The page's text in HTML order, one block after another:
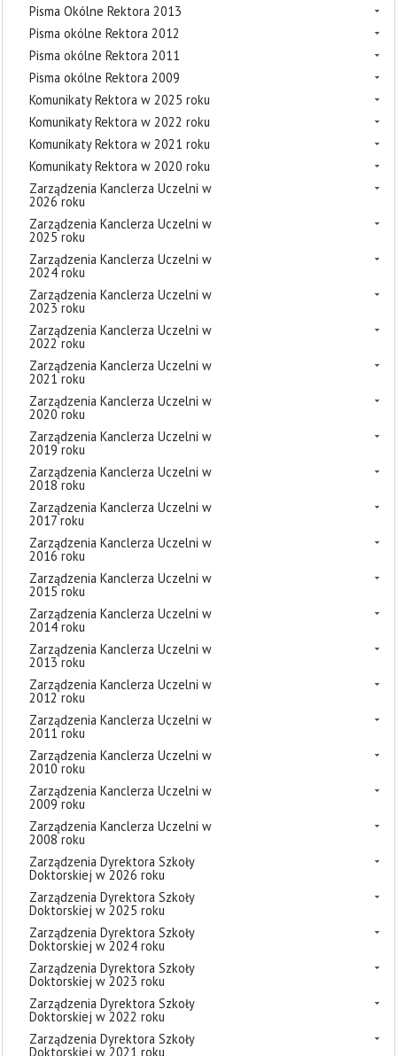
Pisma Okólne Rektora 2013
Pisma okólne Rektora 2012
Pisma okólne Rektora 2011
Pisma okólne Rektora 2009
Komunikaty Rektora w 2025 roku
Komunikaty Rektora w 2022 roku
Komunikaty Rektora w 2021 roku
Komunikaty Rektora w 2020 roku
Zarządzenia Kanclerza Uczelni w
2026 roku
Zarządzenia Kanclerza Uczelni w
2025 roku
Zarządzenia Kanclerza Uczelni w
2024 roku
Zarządzenia Kanclerza Uczelni w
2023 roku
Zarządzenia Kanclerza Uczelni w
2022 roku
Zarządzenia Kanclerza Uczelni w
2021 roku
Zarządzenia Kanclerza Uczelni w
2020 roku
Zarządzenia Kanclerza Uczelni w
2019 roku
Zarządzenia Kanclerza Uczelni w
2018 roku
Zarządzenia Kanclerza Uczelni w
2017 roku
Zarządzenia Kanclerza Uczelni w
2016 roku
Zarządzenia Kanclerza Uczelni w
2015 roku
Zarządzenia Kanclerza Uczelni w
2014 roku
Zarządzenia Kanclerza Uczelni w
2013 roku
Zarządzenia Kanclerza Uczelni w
2012 roku
Zarządzenia Kanclerza Uczelni w
2011 roku
Zarządzenia Kanclerza Uczelni w
2010 roku
Zarządzenia Kanclerza Uczelni w
2009 roku
Zarządzenia Kanclerza Uczelni w
2008 roku
Zarządzenia Dyrektora Szkoły
Doktorskiej w 2026 roku
Zarządzenia Dyrektora Szkoły
Doktorskiej w 2025 roku
Zarządzenia Dyrektora Szkoły
Doktorskiej w 2024 roku
Zarządzenia Dyrektora Szkoły
Doktorskiej w 2023 roku
Zarządzenia Dyrektora Szkoły
Doktorskiej w 2022 roku
Zarządzenia Dyrektora Szkoły
Doktorskiej w 2021 roku